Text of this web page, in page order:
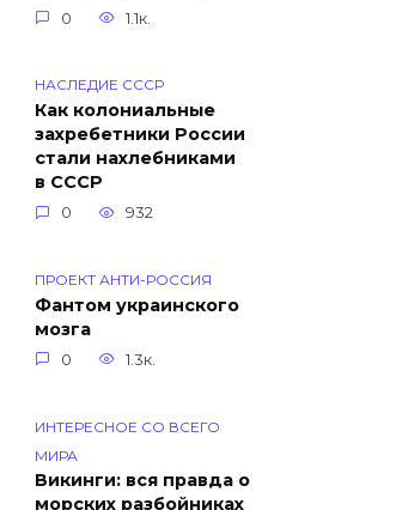
0 1.1к.
НАСЛЕДИЕ СССР
Как колониальные
захребетники России
стали нахлебниками
в СССР
0 932
ПРОЕКТ АНТИ-РОССИЯ
Фантом украинского
мозга
0 1.3к.
ИНТЕРЕСНОЕ СО ВСЕГО
МИРА
Викинги: вся правда о
морских разбойниках